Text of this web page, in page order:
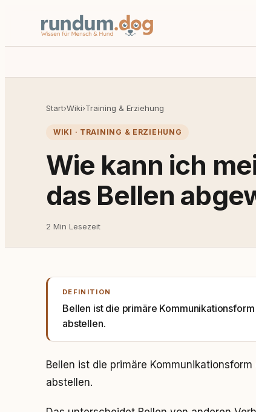
Start›Wiki›Training & Erziehung
WIKI · TRAINING & ERZIEHUNG
Wie kann ich
das Bellen
2 Min Lesezeit
DEFINITION
Bellen ist die primäre
abstellen.
Bellen ist die primäre
abstellen.